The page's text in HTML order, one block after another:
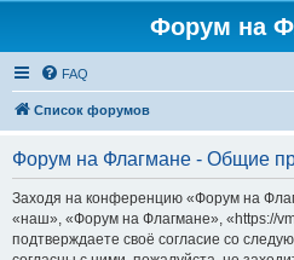
Форум на
FAQ
Список форумов
Форум на Флагмане - Общие
Заходя на конференцию «Форум на
«наш», «Форум на Флагмане», «https://
подтверждаете своё согласие со